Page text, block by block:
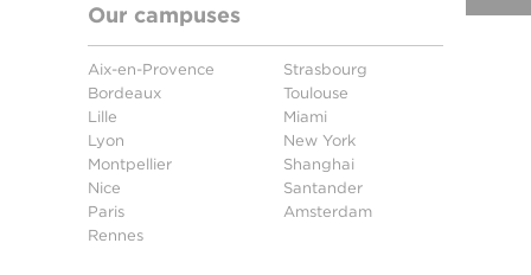
Our campuses
Aix-en-Provence
Bordeaux
Lille
Lyon
Montpellier
Nice
Paris
Rennes
Strasbourg
Toulouse
Miami
New York
Shanghai
Santander
Amsterdam